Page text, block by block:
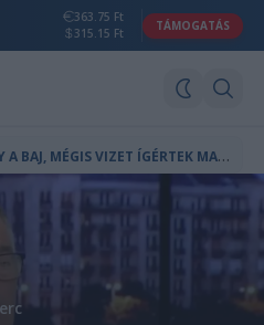
363.75 Ft
315.15 Ft
TÁMOGATÁS
S
ZLOVÁKIÁBAN IS NAGY A BAJ, MÉGIS VIZET ÍGÉRTEK MAGYARORSZÁGNAK